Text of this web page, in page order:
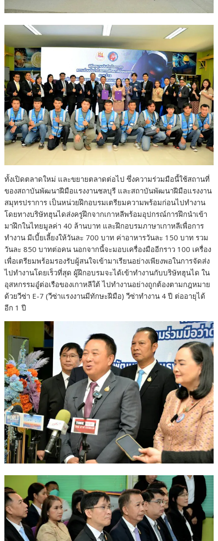
ทั้งเปิดตลาดใหม่ และขยายตลาดต่อไป ซึ่งความร่วมมือนี้ใช้สถานที่
ของสถาบันพัฒนาฝีมือแรงงานชลบุรี และสถาบันพัฒนาฝีมือแรงงาน
สมุทรปราการ เป็นหน่วยฝึกอบรมเตรียมความพร้อมก่อนไปทำงาน
โดยทางบริษัทฮุนไดส่งครูฝึกจากเกาหลีพร้อมอุปกรณ์การฝึกนำเข้า
มาฝึกในไทยมูลค่า 40 ล้านบาท และฝึกอบรมภาษาเกาหลีเพื่อการ
ทำงาน มีเบี้ยเลี้ยงให้วันละ 700 บาท ค่าอาหารวันละ 150 บาท รวม
วันละ 850 บาทต่อคน นอกจากนี้จะมอบเครื่องมืออีกราว 100 เครื่อง
เพื่อเตรียมพร้อมรองรับผู้สนใจเข้ามาเรียนอย่างเพียงพอในการจัดส่ง
ไปทำงานโดยเร็วที่สุด ผู้ฝึกอบรมจะได้เข้าทำงานกับบริษัทฮุนได ใน
อุสหกรรมอู๋ต่อเรือของเกาหลีใต้ ไปทำงานอย่างถูกต้องตามกฎหมาย
ด้วยวีซ่า E-7 (วีซ่าแรงงานมีทักษะฝีมือ) วีซ่าทำงาน 4 ปี ต่ออายุได้
อีก 1 ปี